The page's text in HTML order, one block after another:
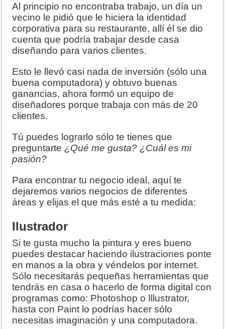
Al principio no encontraba trabajo, un día un
vecino le pidió que le hiciera la identidad
corporativa para su restaurante, allí él se dio
cuenta que podría trabajar desde casa
diseñando para varios clientes.
Esto le llevó casi nada de inversión (sólo una
buena computadora) y obtuvo buenas
ganancias, ahora formó un equipo de
diseñadores porque trabaja con más de 20
clientes.
Tú puedes lograrlo sólo te tienes que
preguntarte ¿Qué me gusta? ¿Cuál es mi
pasión?
Para encontrar tu negocio ideal, aquí te
dejaremos varios negocios de diferentes
áreas y elijas el que más esté a tu medida:
Ilustrador
Si te gusta mucho la pintura y eres bueno
puedes destacar haciendo ilustraciones ponte
en manos a la obra y véndelos por internet.
Sólo necesitarás pequeñas herramientas que
tendrás en casa o hacerlo de forma digital con
programas como: Photoshop o Illustrator,
hasta con Paint lo podrías hacer sólo
necesitas imaginación y una computadora.